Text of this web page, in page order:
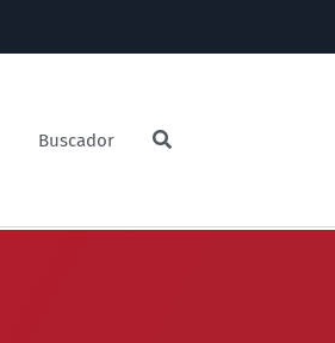
Buscador